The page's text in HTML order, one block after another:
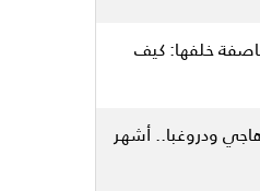
خلفها: كيف
ودروغبا.. أشهر